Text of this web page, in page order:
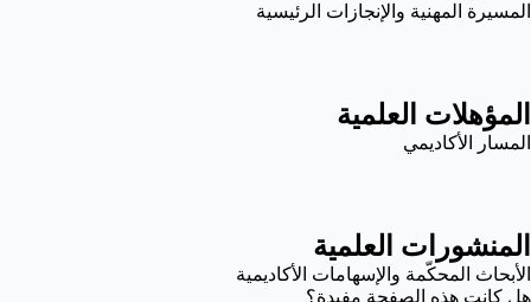
المسيرة المهنية والإنجازات الرئيسية
المؤهلات العلمية
المسار الأكاديمي
المنشورات العلمية
الأبحاث المحكّمة والإسهامات الأكاديمية
هل كانت هذه الصفحة مفيدة؟